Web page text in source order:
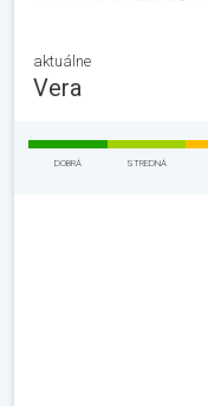
aktuálne
Vera
DOBRÁ STREDNÁ